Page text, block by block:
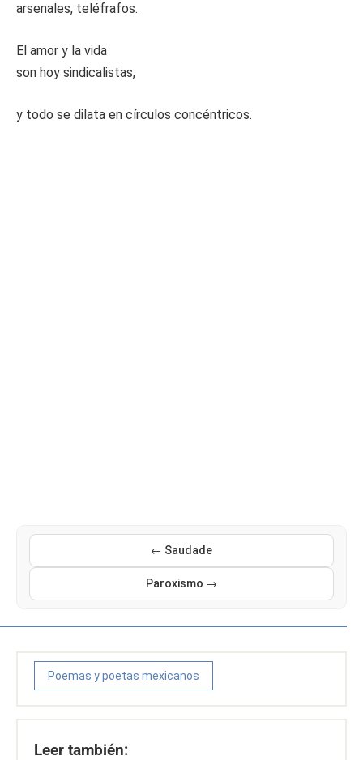
arsenales, teléfrafos.
El amor y la vida
son hoy sindicalistas,
y todo se dilata en círculos concéntricos.
← Saudade
Paroxismo →
Poemas y poetas mexicanos
Leer también: